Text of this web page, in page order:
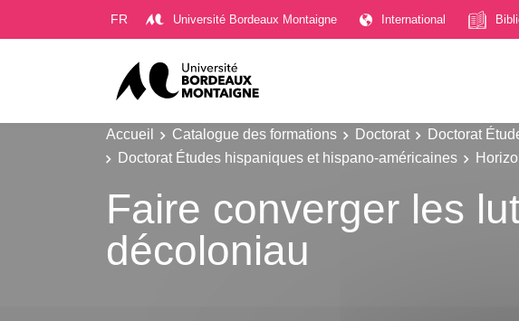
FR Université Bordeaux Montaigne International
Accueil Catalogue des formations Doctorat
Doctorat
Doctorat Études hispaniques et hispano-américaines
Faire converger les
décoloniau